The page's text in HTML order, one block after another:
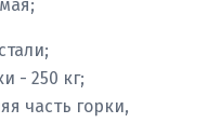
- 250 кг;
часть горки,